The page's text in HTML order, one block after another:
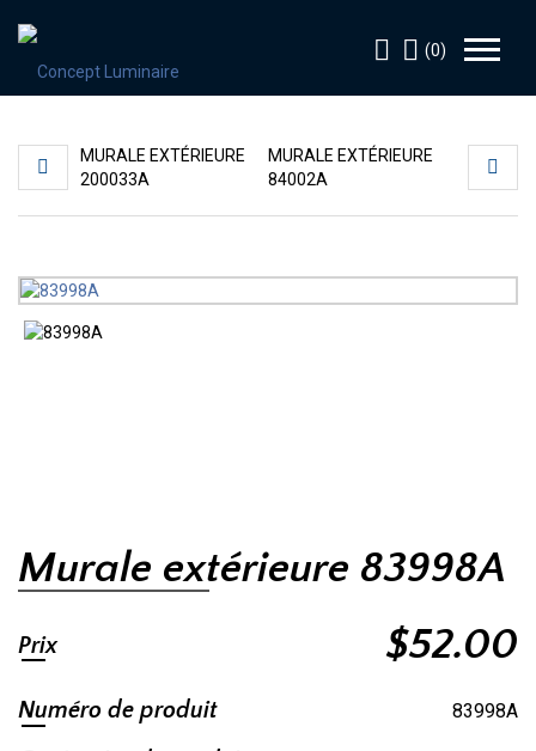
(0)
MURALE EXTÉRIEURE
200033A
MURALE EXTÉRIEURE
84002A
Murale extérieure 83998A
Prix $52.00
Numéro de produit 83998A